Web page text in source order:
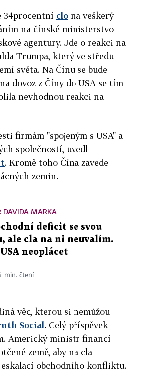
34procentní clo na veškerý
na čínské ministerstvo
agentury. Jde o reakci na
Trumpa, který ve středu
světa. Na Čínu se bude
dovoz z Číny do USA se tím
nevhodnou reakci na
firmám "spojeným s USA" a
společností, uvedl
. Kromě toho Čína zavede
zemin.
DAVIDA MARKA
deficit se svou
ale cla na ni neuvalím.
neoplácet
min. čtení
věc, kterou si nemůžou
Social. Celý příspěvek
Americký ministr financí
země, aby na cla
obchodního konfliktu.